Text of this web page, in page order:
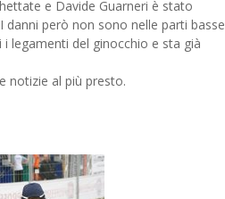
e Davide Guarneri è stato
però non sono nelle parti basse
legamenti del ginocchio e sta già
notizie al più presto.